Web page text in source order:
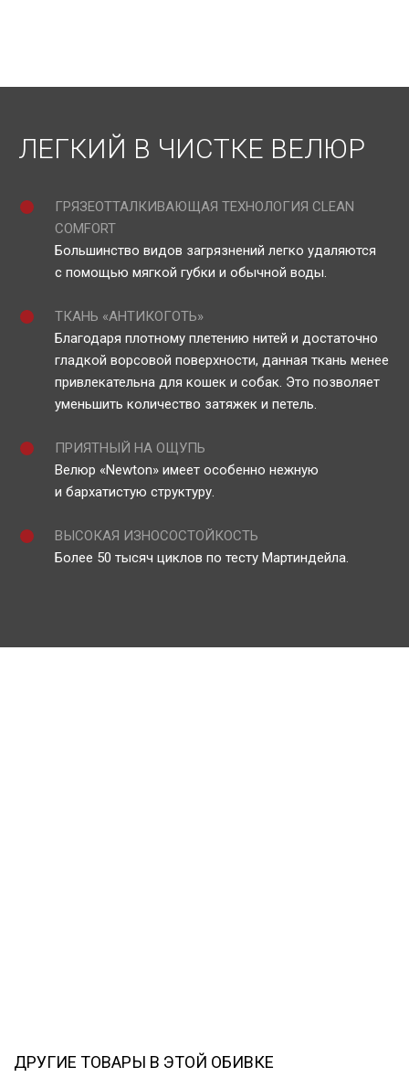
ЛЕГКИЙ В ЧИСТКЕ ВЕЛЮР
ГРЯЗЕОТТАЛКИВАЮЩАЯ ТЕХНОЛОГИЯ CLEAN
COMFORT
Большинство видов загрязнений легко удаляются
с помощью мягкой губки и обычной воды.
ТКАНЬ «АНТИКОГОТЬ»
Благодаря плотному плетению нитей и достаточно
гладкой ворсовой поверхности, данная ткань менее
привлекательна для кошек и собак. Это позволяет
уменьшить количество затяжек и петель.
ПРИЯТНЫЙ НА ОЩУПЬ
Велюр «Newton» имеет особенно нежную
и бархатистую структуру.
ВЫСОКАЯ ИЗНОСОСТОЙКОСТЬ
Более 50 тысяч циклов по тесту Мартиндейла.
ДРУГИЕ ТОВАРЫ В ЭТОЙ ОБИВКЕ